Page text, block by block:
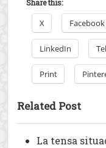
Share this:
X Facebook
LinkedIn
Print
Related Post
La tensa